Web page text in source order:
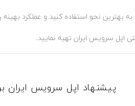
پیشنهاد اپل سرویس ایران